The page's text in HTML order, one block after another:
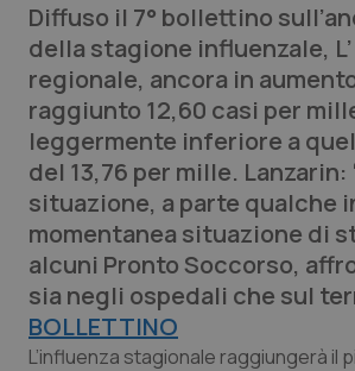
Lettere al direttore
Edizioni Regionali
QS Pro
Professionisti Sanitari.AI
Abruzzo
Basilicata
QS Pro Gold
Artrite & artrosi
QS Club Newsletter
Diffuso il 7° bollettino
della stagione influenzale,
regionale, ancora in
raggiunto 12,60 casi per
leggermente inferiore a
del 13,76 per mille. Lanzarin:
situazione, a parte qualche
momentanea situazione di
alcuni Pronto Soccorso,
sia negli ospedali che sul
BOLLETTINO
L’influenza stagionale raggiungerà il